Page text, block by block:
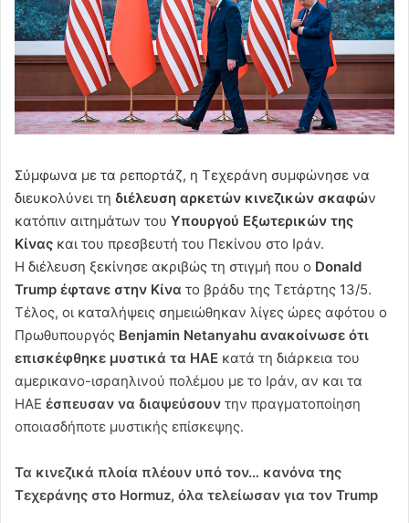
Σύμφωνα με τα ρεπορτάζ, η Τεχεράνη συμφώνησε να
διευκολύνει τη διέλευση αρκετών κινεζικών σκαφών
κατόπιν αιτημάτων του Υπουργού Εξωτερικών της
Κίνας και του πρεσβευτή του Πεκίνου στο Ιράν.
Η διέλευση ξεκίνησε ακριβώς τη στιγμή που ο Donald
Trump έφτανε στην Κίνα το βράδυ της Τετάρτης 13/5.
Τέλος, οι καταλήψεις σημειώθηκαν λίγες ώρες αφότου ο
Πρωθυπουργός Benjamin Netanyahu ανακοίνωσε ότι
επισκέφθηκε μυστικά τα ΗΑΕ κατά τη διάρκεια του
αμερικανο-ισραηλινού πολέμου με το Ιράν, αν και τα
ΗΑΕ έσπευσαν να διαψεύσουν την πραγματοποίηση
οποιασδήποτε μυστικής επίσκεψης.
Τα κινεζικά πλοία πλέουν υπό τον… κανόνα της
Τεχεράνης στο Hormuz, όλα τελείωσαν για τον Trump